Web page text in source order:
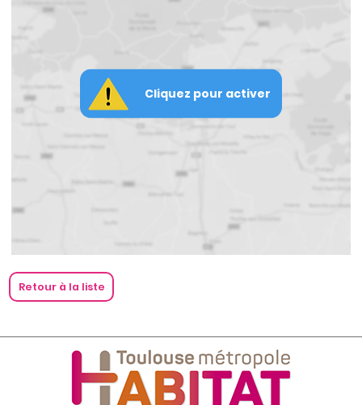
Cliquez pour activer
Retour à la liste